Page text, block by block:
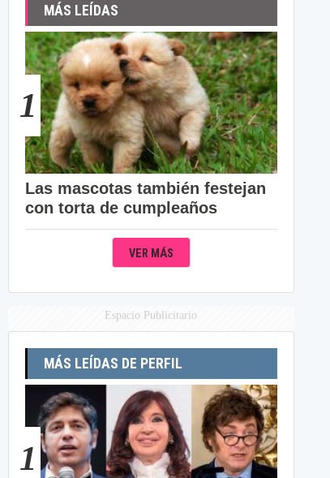
MÁS LEÍDAS
1
Las mascotas también festejan
con torta de cumpleaños
VER MÁS
Espacio Publicitario
MÁS LEÍDAS DE PERFIL
1